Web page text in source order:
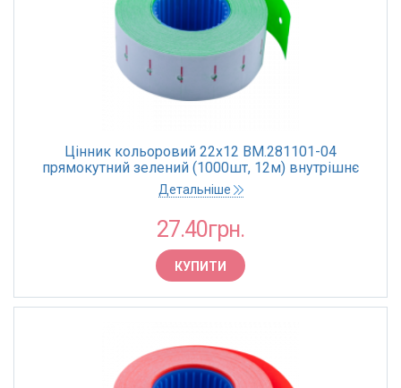
Цінник кольоровий 22х12 BM.281101-04
прямокутний зелений (1000шт, 12м) внутрішнє
намотування (10)
Детальніше
27.40грн.
КУПИТИ